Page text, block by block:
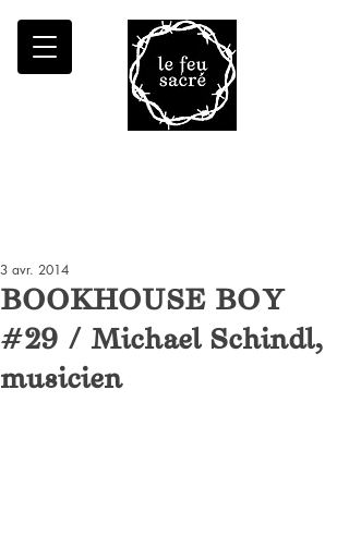
BOOKHOUSE BOY
#29 / Michael Schindl,
musicien
3 avr. 2014